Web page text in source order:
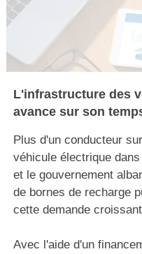
L'infrastructure des
avance sur son
Plus d'un conducteur
véhicule électrique
et le gouvernement
de bornes de recharge
cette demande
Avec l'aide d'un